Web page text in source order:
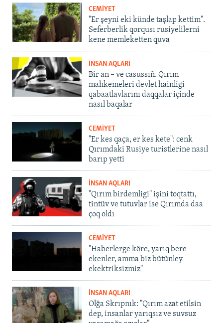
CEMİYET
"Er şeyni eki künde taşlap kettim".
Seferberlik qorqusı rusiyelilerni
kene memleketten quva
İNSAN AQLARI
Bir an – ve casussıñ. Qırım
mahkemeleri devlet hainligi
qabaatlavlarını daqqalar içinde
nasıl baqalar
CEMİYET
"Er kes qaça, er kes kete": cenk
Qırımdaki Rusiye turistlerine nasıl
barıp yetti
İNSAN AQLARI
"Qırım birdemligi" işini toqtattı,
tintüv ve tutuvlar ise Qırımda daa
çoq oldı
CEMİYET
"Haberlerge köre, yarıq bere
ekenler, amma biz bütünley
ekektriksizmiz"
İNSAN AQLARI
Olğa Skrıpnık: "Qırım azat etilsin
dep, insanlar yarıqsız ve suvsuz